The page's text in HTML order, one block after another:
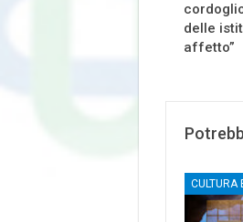
delle
affetto”
CULTURA